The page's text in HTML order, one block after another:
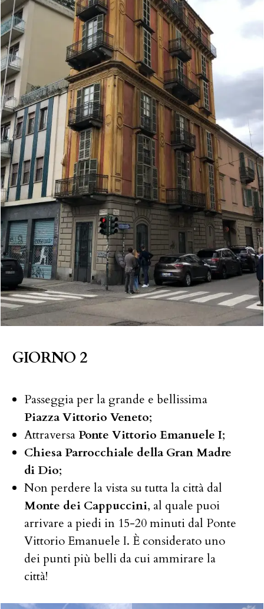
GIORNO 2
Passeggia per la grande e bellissima
Piazza Vittorio Veneto;
Attraversa Ponte Vittorio Emanuele I;
Chiesa Parrocchiale della Gran Madre
di Dio;
Non perdere la vista su tutta la città dal
Monte dei Cappuccini, al quale puoi
arrivare a piedi in 15-20 minuti dal Ponte
Vittorio Emanuele I. È considerato uno
dei punti più belli da cui ammirare la
città!